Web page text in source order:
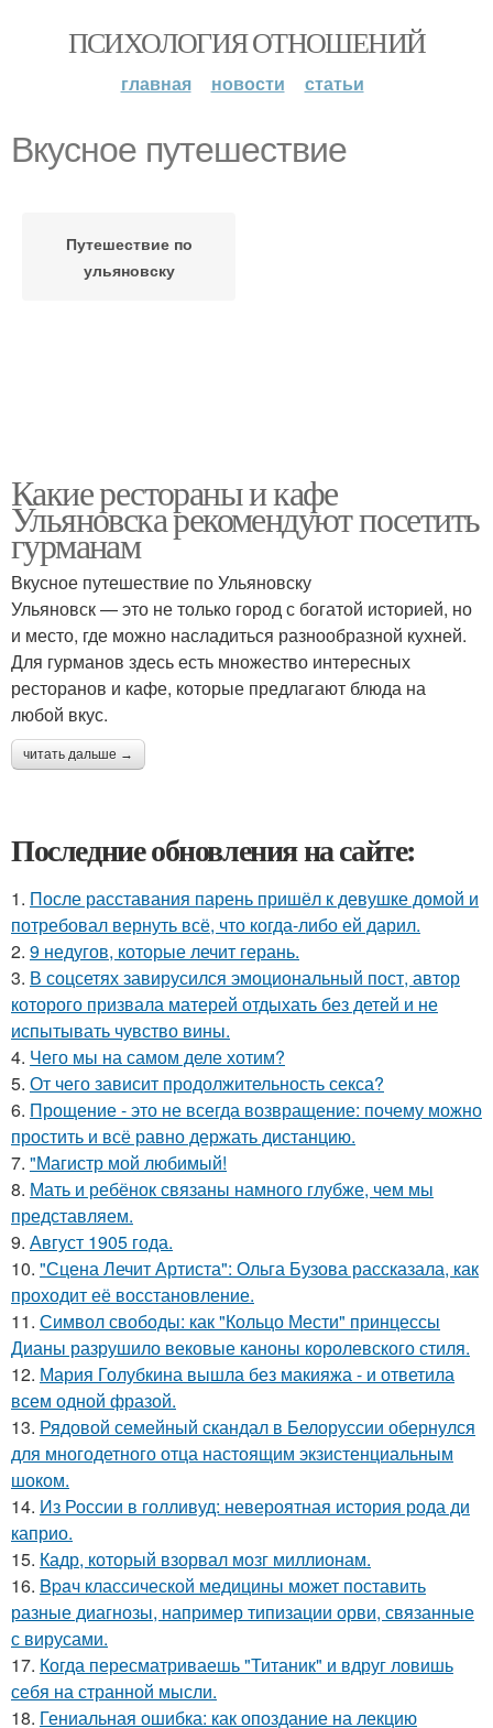
ПСИХОЛОГИЯ ОТНОШЕНИЙ
главная новости статьи
Вкусное путешествие
Путешествие по
ульяновску
Какие рестораны и кафе
Ульяновска рекомендуют посетить
гурманам
Вкусное путешествие по Ульяновску
Ульяновск — это не только город с богатой историей, но
и место, где можно насладиться разнообразной кухней.
Для гурманов здесь есть множество интересных
ресторанов и кафе, которые предлагают блюда на
любой вкус.
читать дальше →
Последние обновления на сайте:
1. После расставания парень пришёл к девушке домой и
потребовал вернуть всё, что когда-либо ей дарил.
2. 9 недугов, которые лечит герань.
3. В соцсетях завирусился эмоциональный пост, автор
которого призвала матерей отдыхать без детей и не
испытывать чувство вины.
4. Чего мы на самом деле хотим?
5. От чего зависит продолжительность секса?
6. Прощение - это не всегда возвращение: почему можно
простить и всё равно держать дистанцию.
7. "Магистр мой любимый!
8. Мать и ребёнок связаны намного глубже, чем мы
представляем.
9. Август 1905 года.
10. "Сцена Лечит Артиста": Ольга Бузова рассказала, как
проходит её восстановление.
11. Символ свободы: как "Кольцо Мести" принцессы
Дианы разрушило вековые каноны королевского стиля.
12. Мария Голубкина вышла без макияжа - и ответила
всем одной фразой.
13. Рядовой семейный скандал в Белоруссии обернулся
для многодетного отца настоящим экзистенциальным
шоком.
14. Из России в голливуд: невероятная история рода ди
каприо.
15. Кадр, который взорвал мозг миллионам.
16. Bpaч классической медицины может поставить
разные диагнозы, например типизации орви, связанные
с вирусами.
17. Когда пересматриваешь "Титаник" и вдруг ловишь
себя на странной мысли.
18. Гениальная ошибка: как опоздание на лекцию